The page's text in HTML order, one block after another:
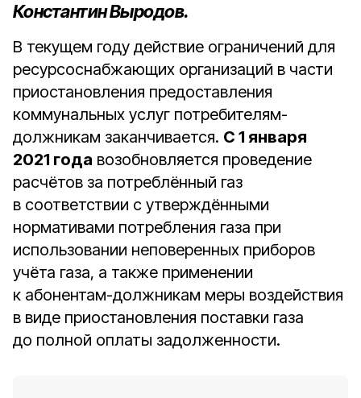
Константин Выродов.
В текущем году действие ограничений для
ресурсоснабжающих организаций в части
приостановления предоставления
коммунальных услуг потребителям-
должникам заканчивается. С 1 января
2021 года возобновляется проведение
расчётов за потреблённый газ
в соответствии с утверждёнными
нормативами потребления газа при
использовании неповеренных приборов
учёта газа, а также применении
к абонентам-должникам меры воздействия
в виде приостановления поставки газа
до полной оплаты задолженности.